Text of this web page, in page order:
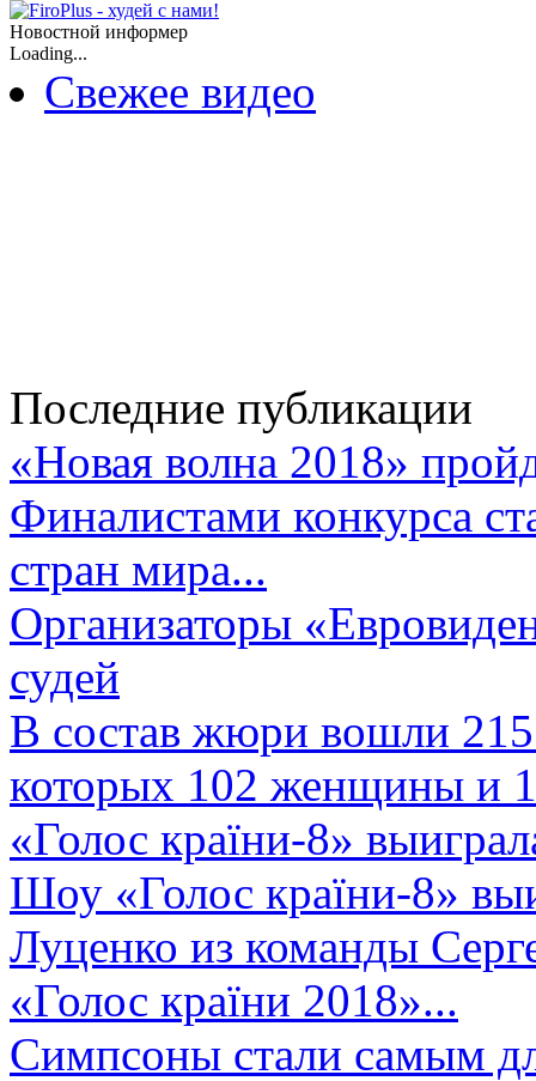
Новостной информер
Loading...
Свежее видео
Последние публикации
«Новая волна 2018»
Финалистами конкурса
стран мира...
Организаторы
судей
В состав жюри вошли 215
которых 102 женщины и
«Голос країни-8»
Шоу «Голос країни-8»
Луценко из команды
«Голос країни 2018»...
Симпсоны стали самым